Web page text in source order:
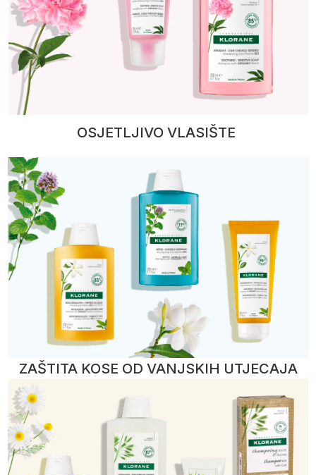
OSJETLJIVO VLASIŠTE
ZAŠTITA KOSE OD VANJSKIH UTJECAJA